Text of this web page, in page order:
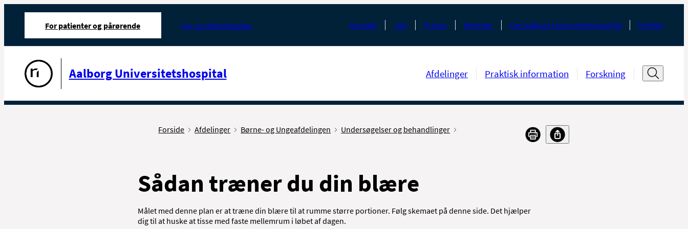
For patienter og pårørende For sundhedsfaglige Kontakt Job Presse Nyheder Om Aalborg Universitetshospital English
Aalborg Universitetshospital Afdelinger Praktisk information Forskning
Forside Afdelinger Børne- og Ungeafdelingen Undersøgelser og behandlinger
Sådan træner du din blære
Målet med denne plan er at træne din blære til at rumme større portioner. Følg skemaet på denne side. Det hjælper
dig til at huske at tisse med faste mellemrum i løbet af dagen.